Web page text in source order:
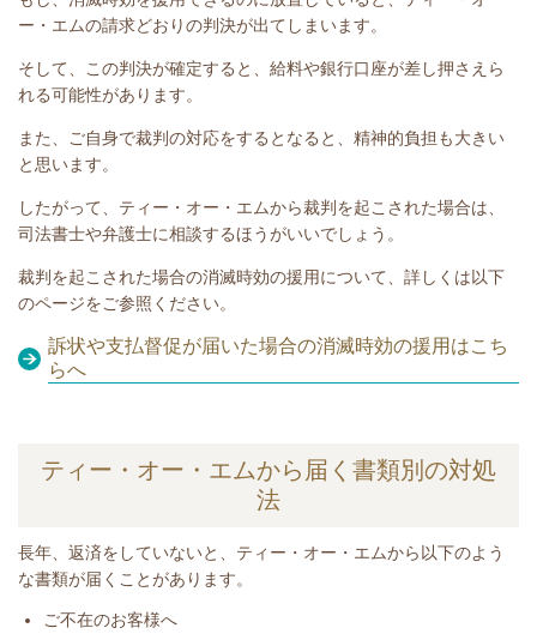
ー・エムの請求どおりの判決が出てしまいます。
そして、この判決が確定すると、給料や銀行口座が差し押さえら
れる可能性があります。
また、ご自身で裁判の対応をするとなると、精神的負担も大きい
と思います。
したがって、 ティー・オー・エムから裁判を起こされた場合は、
司法書士や弁護士に相談するほうがいいでしょう。
裁判を起こされた場合の消滅時効の援用について、詳しくは以下
のページをご参照ください。
訴状や支払督促が届いた場合の消滅時効の援用はこち
らへ
ティー・オー・エムから届く書類別の対処
法
長年、返済をしていないと
、ティー・オー・エムから以下のよう
な書類が届くことがあります。
​ご不在のお客様へ